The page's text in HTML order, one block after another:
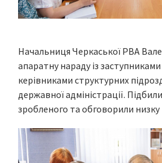
Начальниця Черкаської РВА
апаратну нараду із
керівниками структурних
державної адміністрації.
зробленого та обговорили